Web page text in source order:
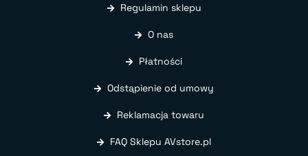
Regulamin sklepu
O nas
Płatności
Odstąpienie od umowy
Reklamacja towaru
FAQ Sklepu AVstore.pl